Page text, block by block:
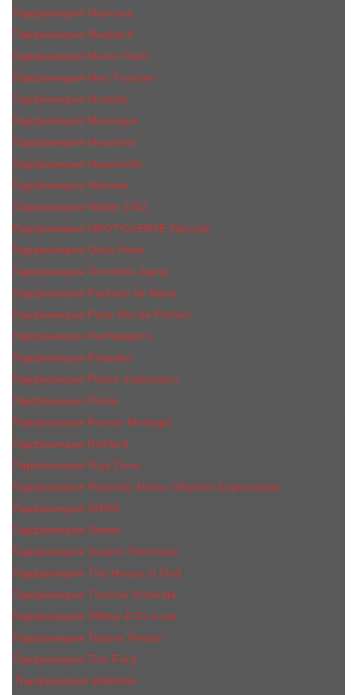
Парфюмерия Mancera
Парфюмерия Maybach
Парфюмерия Memo Paris
Парфюмерия Meo Fusciuni
Парфюмерия Montale
Парфюмерия Moresque
Парфюмерия Moschino
Парфюмерия Nasomatto
Парфюмерия Nishane
Парфюмерия Nobile 1942
Парфюмерия NROTICuERSE Narcotic
Парфюмерия Orlov Paris
Парфюмерия Ormonde Jayne
Парфюмерия Parfums de Marly
Парфюмерия Parle Moi de Parfum
Парфюмерия Penhaligon's
Парфюмерия Phaedon
Парфюмерия Plume Impression
Парфюмерия Prada
Парфюмерия Ramon Monegal
Парфюмерия RicHard
Парфюмерия Roja Dove
Парфюмерия Rosendo Mateu Olfactive Expressions
Парфюмерия SHAIK
Парфюмерия Simimi
Парфюмерия Sospiro Perfumes
Парфюмерия The House of Oud
Парфюмерия Thomas Kosmala
Парфюмерия Tiffany & Co Love
Парфюмерия Tiziana Terenzi
Парфюмерия Tom Ford
Парфюмерия Valentino